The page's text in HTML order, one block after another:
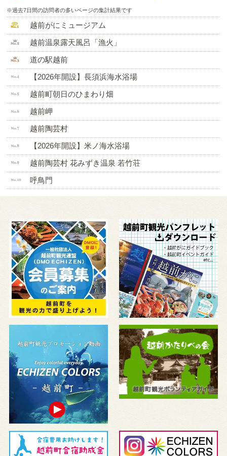
※過去7日間の訪問者の多いページの集計結果です
越前がにミュージアム
越前温泉露天風呂「漁火」
道の駅越前
【2026年開設】長須浜海水浴場
越前町朝日のひまわり畑
越前岬
越前陶芸村
【2026年開設】米ノ海水浴場
越前陶芸村 花みずき温泉 若竹荘
呼鳥門